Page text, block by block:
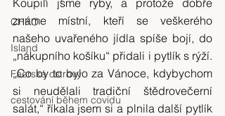
CHKO
Island
Faerské ostrovy
cestování během covidu
Koupili jsme ryby, a protože dobře
známe místní, kteří se veškerého
našeho uvařeného jídla spíše bojí, do
„nákupního košíku“ přidali i pytlík s rýží.
„Co by to bylo za Vánoce, kdybychom
si neudělali tradiční štědrovečerní
salát,“ říkala jsem si a plnila další pytlík